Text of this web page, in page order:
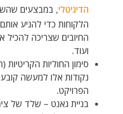
הדיגיטלי, במבצעים
הלקוחות כדי להניע
החיובים שצריכה להכיל
ועוד.
סימון החוליות
נקודות אלו למעשה
הפרויקט.
בניית גאנט – שלד של